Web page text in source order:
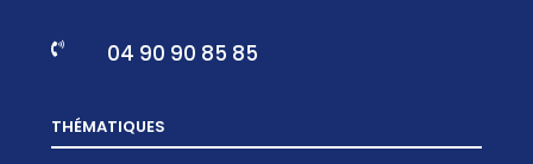
 04 90 90 85 85
THÉMATIQUES